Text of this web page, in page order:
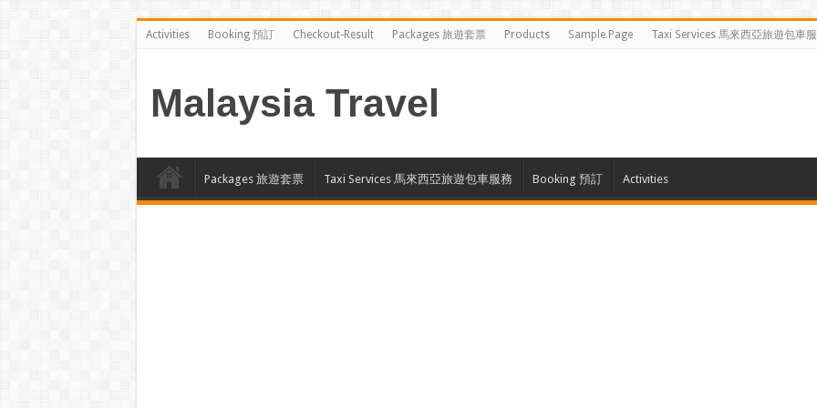
Activities Booking 預訂 Checkout-Result Packages 旅遊套票 Products Sample Page Taxi Services 馬來西亞旅遊包車
Malaysia Travel
Packages 旅遊套票 Taxi Services 馬來西亞旅遊包車服務 Booking 預訂 Activities